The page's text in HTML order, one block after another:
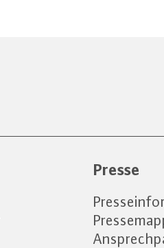
Presse